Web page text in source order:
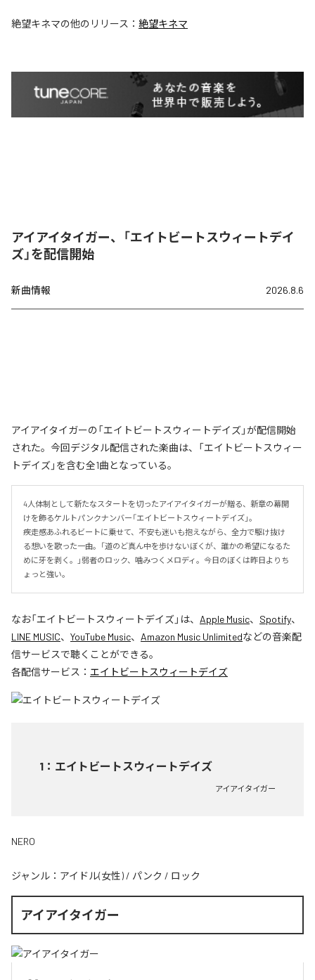
絶望キネマの他のリリース： 絶望キネマ
アイアイタイガー、「エイトビートスウィートデイ
ズ」を配信開始
新曲情報 2026.8.6
アイアイタイガーの「エイトビートスウィートデイズ」が配信開始
された。今回デジタル配信された楽曲は、「エイトビートスウィー
トデイズ」を含む全1曲となっている。
4人体制として新たなスタートを切ったアイアイタイガーが贈る、新章の幕開
けを飾るケルトパンクナンバー「エイトビートスウィートデイズ」。
疾走感あふれるビートに乗せて、不安も迷いも抱えながら、全力で駆け抜け
る想いを歌った一曲。「道のど真ん中を歩けないぼくが、誰かの希望になるた
めに牙を剥く。」弱者のロック、噛みつくメロディ。今日のぼくは昨日よりち
ょっと強い。
なお「エイトビートスウィートデイズ」は、 Apple Music、 Spotify、
LINE MUSIC、 YouTube Music、 Amazon Music Unlimitedなどの音楽配
信サービスで聴くことができる。
各配信サービス： エイトビートスウィートデイズ
1 ： エイトビートスウィートデイズ
アイアイタイガー
NERO
ジャンル： アイドル(女性) / パンク / ロック
アイアイタイガー